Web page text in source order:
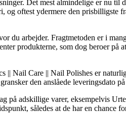
Det mest almindelige er nu til
og oftest ydermere den prisbilligste
du arbejder. Fragtmetoden er i
produkterne, som dog beroer på
|| Nail Care || Nail Polishes er
den anslåede leveringsdato
på adskillige varer, eksempelvis
således at de har en chance